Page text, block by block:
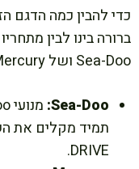
כדי להבין כמה הדגם
ברורה בינו לבין
Sea-Doo ושל Mercury.
Sea-Doo:
DRIVE.